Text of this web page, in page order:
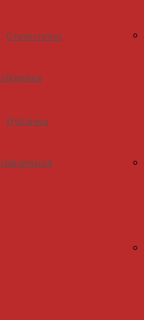
Статистичні
збірники
Публічна
інформація